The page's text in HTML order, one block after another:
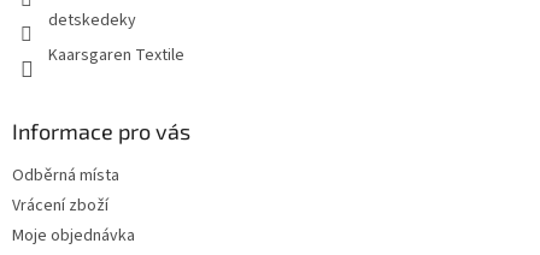
detskedeky
Kaarsgaren Textile
Informace pro vás
Odběrná místa
Vrácení zboží
Moje objednávka